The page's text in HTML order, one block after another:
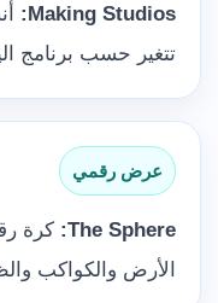
Making Studios:
تتغير حسب برنامج
عرض رقمي
The Sphere: كرة
الأرض والكواكب